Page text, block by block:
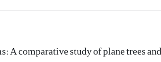
A comparative study of plane trees